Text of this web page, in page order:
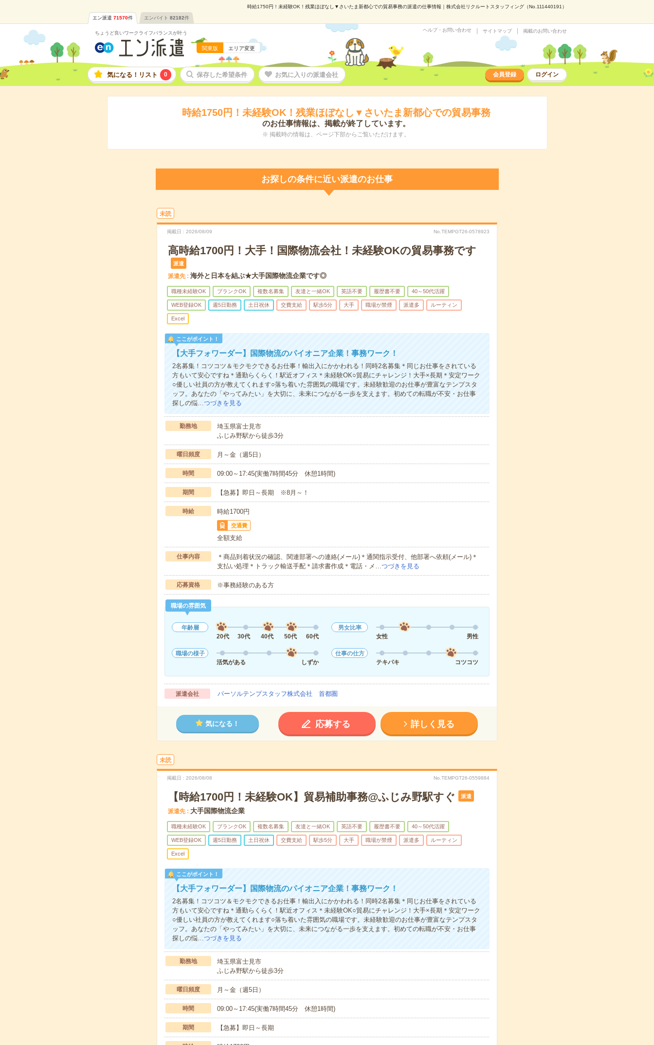
時給1750円！未経験OK！残業ほぼなし▼さいたま新都心での貿易事務の派遣の仕事情報｜株式会社リクルートスタッフィング（No.111440191）
エン派遣 71570件 エンバイト 82182件
ちょうど良いワークライフバランスが叶う
関東版 エリア変更
ヘルプ・お問い合わせ サイトマップ 掲載のお問い合わせ
気になる！リスト 0 保存した希望条件 お気に入りの派遣会社 会員登録 ログイン
時給1750円！未経験OK！残業ほぼなし▼さいたま新都心での貿易事務
のお仕事情報は、掲載が終了しています。
※ 掲載時の情報は、ページ下部からご覧いただけます。
お探しの条件に近い派遣のお仕事
未読
掲載日 2026/08/09 No.TEMPGT26-0578923
高時給1700円！大手！国際物流会社！未経験OKの貿易事務です
派遣
派遣先 海外と日本を結ぶ★大手国際物流企業です◎
職種未経験OK ブランクOK 複数名募集 友達と一緒OK 英語不要 履歴書不要 40～50代活躍
WEB登録OK 週5日勤務 土日祝休 交費支給 駅歩5分 大手 職場が禁煙 派遣多 ルーティン
Excel
ここがポイント！
【大手フォワーダー】国際物流のパイオニア企業！事務ワーク！
2名募集！コツコツ＆モクモクできるお仕事！輸出入にかかわれる！同時2名募集＊同じお仕事をされている
方もいて安心ですね＊通勤らくらく！駅近オフィス＊未経験OK○貿易にチャレンジ！大手×長期＊安定ワーク
○優しい社員の方が教えてくれます○落ち着いた雰囲気の職場です。未経験歓迎のお仕事が豊富なテンプスタ
ッフ。あなたの「やってみたい」を大切に、未来につながる一歩を支えます。初めての転職が不安・お仕事
探しの悩…つづきを見る
勤務地
埼玉県富士見市
ふじみ野駅から徒歩3分
曜日頻度 月～金（週5日）
時間 09:00～17:45(実働7時間45分 休憩1時間)
期間 【急募】即日～長期 ※8月～！
時給 時給1700円
交通費
全額支給
仕事内容
＊商品到着状況の確認、関連部署への連絡(メール)＊通関指示受付、他部署へ依頼(メール)＊
支払い処理＊トラック輸送手配＊請求書作成＊電話・メ…つづきを見る
応募資格 ※事務経験のある方
職場の雰囲気
年齢層
20代
30代 40代 50代 60代
男女比率
女性
男性
職場の様子
活気がある
しずか
仕事の仕方
テキパキ
コツコツ
派遣会社 パーソルテンプスタッフ株式会社 首都圏
気になる！ 応募する 詳しく見る
未読
掲載日 2026/08/08 No.TEMPGT26-0559884
【時給1700円！未経験OK】貿易補助事務@ふじみ野駅すぐ 派遣
派遣先 大手国際物流企業
職種未経験OK ブランクOK 複数名募集 友達と一緒OK 英語不要 履歴書不要 40～50代活躍
WEB登録OK 週5日勤務 土日祝休 交費支給 駅歩5分 大手 職場が禁煙 派遣多 ルーティン
Excel
ここがポイント！
【大手フォワーダー】国際物流のパイオニア企業！事務ワーク！
2名募集！コツコツ＆モクモクできるお仕事！輸出入にかかわれる！同時2名募集＊同じお仕事をされている
方もいて安心ですね＊通勤らくらく！駅近オフィス＊未経験OK○貿易にチャレンジ！大手×長期＊安定ワーク
○優しい社員の方が教えてくれます○落ち着いた雰囲気の職場です。未経験歓迎のお仕事が豊富なテンプスタ
ッフ。あなたの「やってみたい」を大切に、未来につながる一歩を支えます。初めての転職が不安・お仕事
探しの悩…つづきを見る
勤務地
埼玉県富士見市
ふじみ野駅から徒歩3分
曜日頻度 月～金（週5日）
時間 09:00～17:45(実働7時間45分 休憩1時間)
期間 【急募】即日～長期